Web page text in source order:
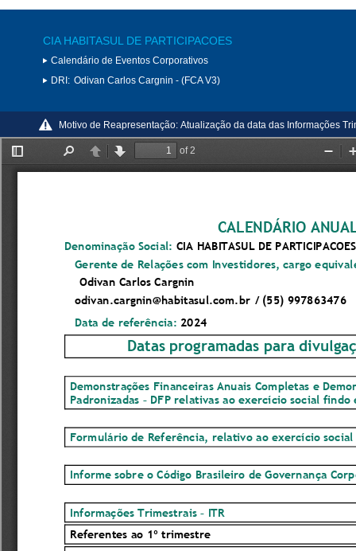
CIA HABITASUL DE PARTICIPACOES
Calendário de Eventos Corporativos
DRI: Odivan Carlos Cargnin - (FCA V3)
Motivo de Reapresentação: Atualização da data das Informações